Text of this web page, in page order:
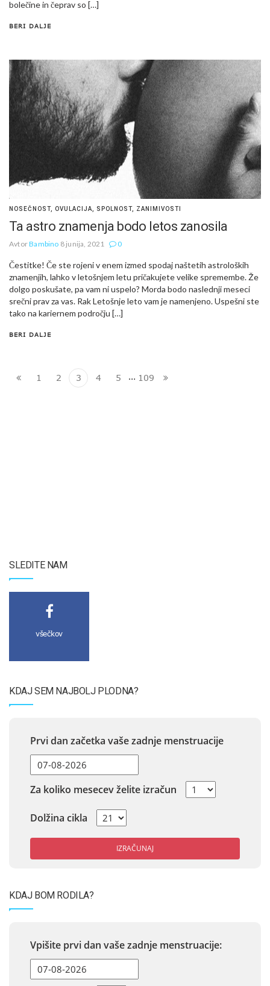
bolečine in čeprav so […]
BERI DALJE
NOSEČNOST, OVULACIJA SPOLNOST, ZANIMIVOSTI
Ta astro znamenja bodo letos zanosila
AvtorBambino 8 junija, 2021 0
Čestitke! Če ste rojeni v enem izmed spodaj naštetih astroloških
znamenjih, lahko v letošnjem letu pričakujete velike spremembe. Že
dolgo poskušate, pa vam ni uspelo? Morda bodo naslednji meseci
srečni prav za vas. Rak Letošnje leto vam je namenjeno. Uspešni ste
tako na kariernem področju […]
BERI DALJE
1 2 3 4 5 … 109
SLEDITE NAM
všečkov
KDAJ SEM NAJBOLJ PLODNA?
Prvi dan začetka vaše zadnje menstruacije
Za koliko mesecev želite izračun
Dolžina cikla
IZRAČUNAJ
KDAJ BOM RODILA?
Vpišite prvi dan vaše zadnje menstruacije: